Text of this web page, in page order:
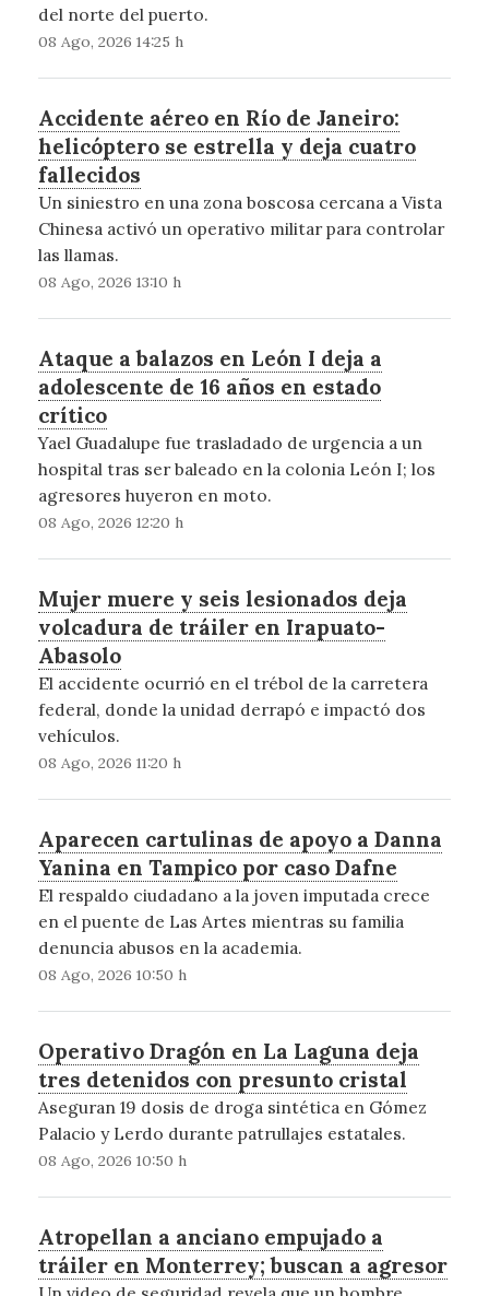
del norte del puerto.
08 Ago, 2026 14:25 h
Accidente aéreo en Río de Janeiro:
helicóptero se estrella y deja cuatro
fallecidos
Un siniestro en una zona boscosa cercana a Vista
Chinesa activó un operativo militar para controlar
las llamas.
08 Ago, 2026 13:10 h
Ataque a balazos en León I deja a
adolescente de 16 años en estado
crítico
Yael Guadalupe fue trasladado de urgencia a un
hospital tras ser baleado en la colonia León I; los
agresores huyeron en moto.
08 Ago, 2026 12:20 h
Mujer muere y seis lesionados deja
volcadura de tráiler en Irapuato-
Abasolo
El accidente ocurrió en el trébol de la carretera
federal, donde la unidad derrapó e impactó dos
vehículos.
08 Ago, 2026 11:20 h
Aparecen cartulinas de apoyo a Danna
Yanina en Tampico por caso Dafne
El respaldo ciudadano a la joven imputada crece
en el puente de Las Artes mientras su familia
denuncia abusos en la academia.
08 Ago, 2026 10:50 h
Operativo Dragón en La Laguna deja
tres detenidos con presunto cristal
Aseguran 19 dosis de droga sintética en Gómez
Palacio y Lerdo durante patrullajes estatales.
08 Ago, 2026 10:50 h
Atropellan a anciano empujado a
tráiler en Monterrey; buscan a agresor